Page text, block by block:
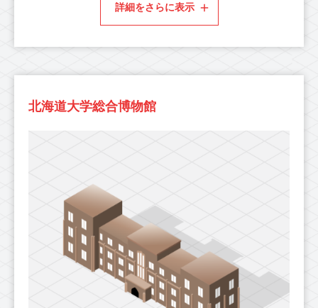
詳細をさらに表示
北海道大学総合博物館